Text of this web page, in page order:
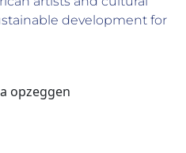
development for